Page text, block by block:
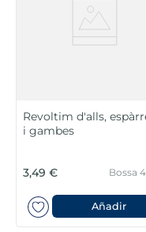
Revoltim d'alls,
i gambes
3,49 € Bossa
Añadir